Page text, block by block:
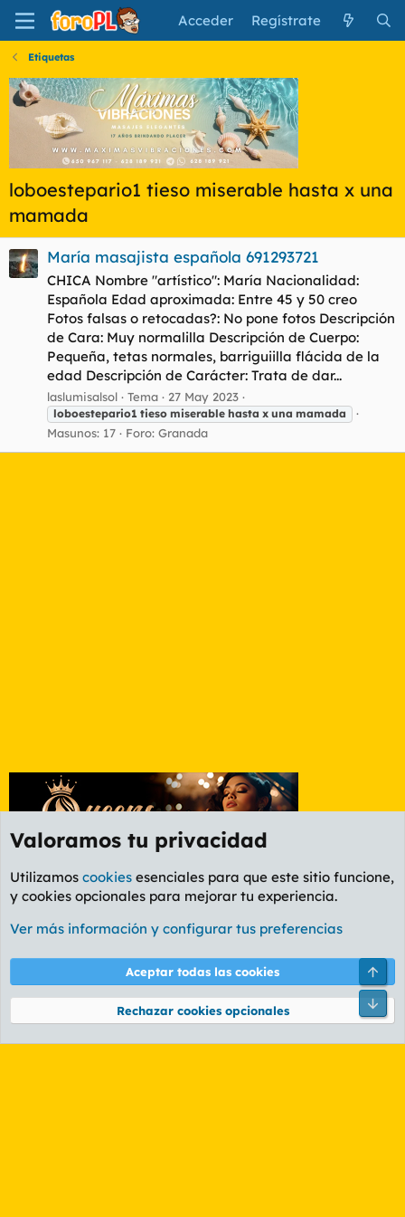
Acceder Regístrate
Etiquetas
loboestepario1 tieso miserable hasta x una
mamada
María masajista española 691293721
CHICA Nombre "artístico": María Nacionalidad:
Española Edad aproximada: Entre 45 y 50 creo
Fotos falsas o retocadas?: No pone fotos Descripción
de Cara: Muy normalilla Descripción de Cuerpo:
Pequeña, tetas normales, barriguiilla flácida de la
edad Descripción de Carácter: Trata de dar...
laslumisalsol Tema 27 May 2023
loboestepario1 tieso miserable hasta x una mamada
Masunos: 17 Foro: Granada
Etiquetas
Cookies
PL OLDSTYLE AMARILLO
Términos y reglas Política de privacidad Ayuda
Community platform by XenForo® © 2010-2026 XenForo Ltd.
Valoramos tu privacidad
Utilizamos cookies esenciales para que este sitio funcione,
y cookies opcionales para mejorar tu experiencia.
Ver más información y configurar tus preferencias
Aceptar todas las cookies
Rechazar cookies opcionales
Pie